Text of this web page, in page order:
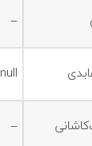
–
null
–